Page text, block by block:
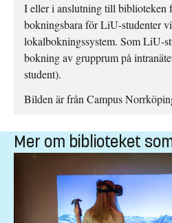
I eller i anslutning till biblioteken
bokningsbara för LiU-studenter
lokalbokningssystem. Som LiU-
bokning av grupprum på
student).
Bilden är från Campus
Mer om biblioteket